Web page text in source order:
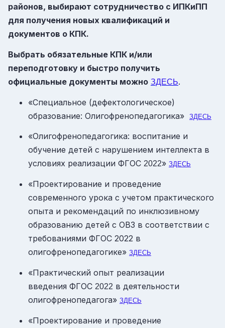
районов, выбирают сотрудничество с ИПКиПП
для получения новых квалификаций и
документов о КПК.
Выбрать обязательные КПК и/или
переподготовку и быстро получить
официальные документы можно ЗДЕСЬ.
«Специальное (дефектологическое)
образование: Олигофренопедагогика»
ЗДЕСЬ
«Олигофренопедагогика: воспитание и
обучение детей с нарушением интеллекта в
условиях реализации ФГОС 2022» ЗДЕСЬ
«Проектирование и проведение
современного урока с учетом практического
опыта и рекомендаций по инклюзивному
образованию детей с ОВЗ в соответствии с
требованиями ФГОС 2022 в
олигофренопедагогике» ЗДЕСЬ
«Практический опыт реализации
введения ФГОС 2022 в деятельности
олигофренопедагога» ЗДЕСЬ
«Проектирование и проведение